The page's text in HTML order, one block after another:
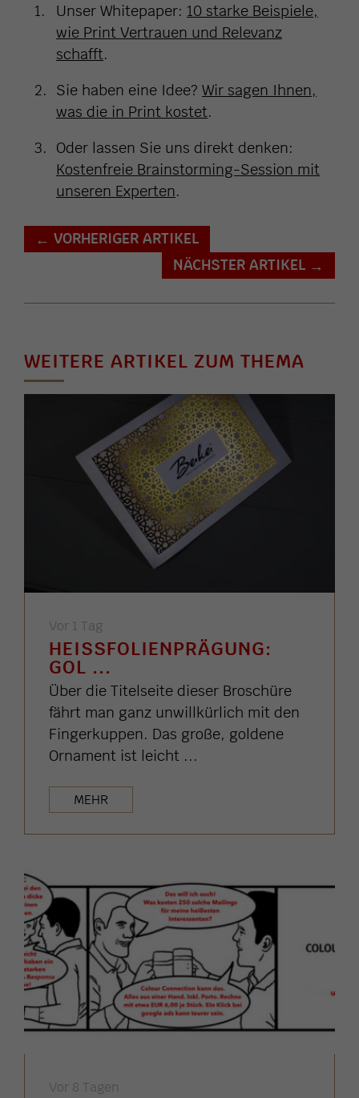
Unser Whitepaper: 10 starke Beispiele,
wie Print Vertrauen und Relevanz
schafft.
Sie haben eine Idee? Wir sagen Ihnen,
was die in Print kostet.
Oder lassen Sie uns direkt denken:
Kostenfreie Brainstorming-Session mit
unseren Experten.
← VORHERIGER ARTIKEL
NÄCHSTER ARTIKEL →
WEITERE ARTIKEL ZUM THEMA
Vor 1 Tag
HEISSFOLIENPRÄGUNG: G
OL ...
Über die Titelseite dieser Broschüre
fährt man ganz unwillkürlich mit den
Fingerkuppen. Das große, goldene
Ornament ist leicht ...
MEHR
Vor 8 Tagen